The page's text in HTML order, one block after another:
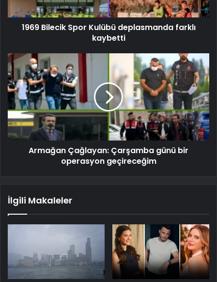
1969 Bilecik Spor Kulübü deplasmanda farklı
kaybetti
Armağan Çağlayan: Çarşamba günü bir
operasyon geçireceğim
İlgili Makaleler